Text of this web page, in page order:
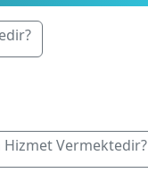
Hizmet Vermektedir?